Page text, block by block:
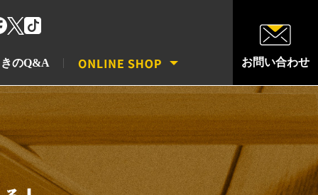
のQ&A お問い合わせ